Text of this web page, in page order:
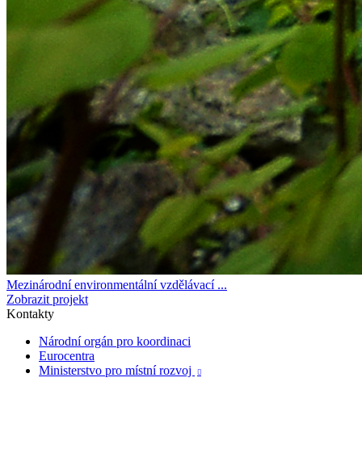
Mezinárodní environmentální vzdělávací ...
Zobrazit projekt
Kontakty
Národní orgán pro koordinaci
Eurocentra
Ministerstvo pro místní rozvoj
